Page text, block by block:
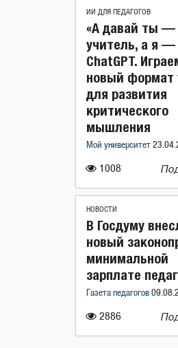
ИИ ДЛЯ ПЕДАГОГОВ
1008
«А давай ты —
учитель, а я —
ChatGPT.
новый формат
для развития
критического
мышления
Мой университет
НОВОСТИ
2886
В Госдуму
новый
минимальной
зарплате
Газета педагогов